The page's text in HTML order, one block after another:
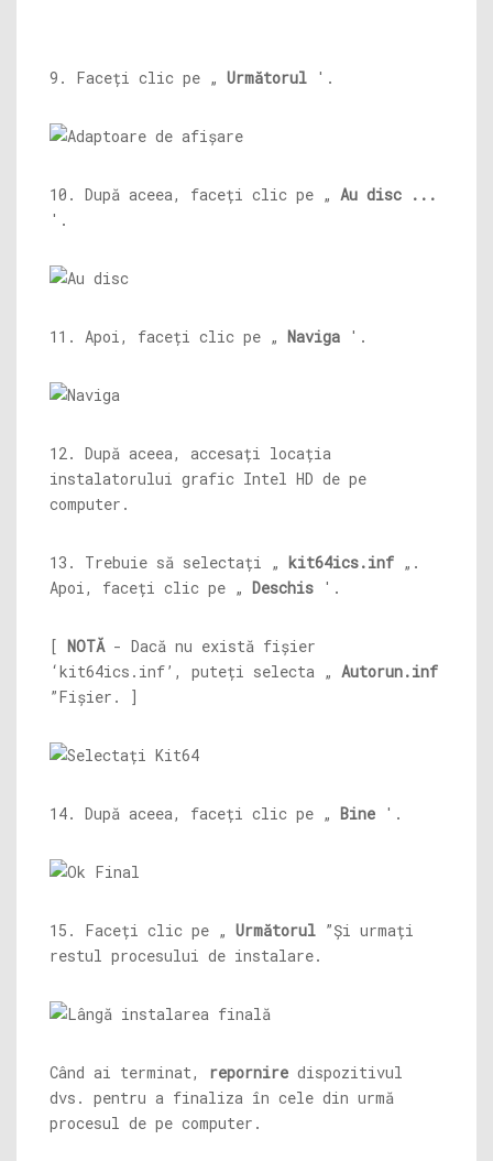
9. Faceți clic pe „ Următorul '.
10. După aceea, faceți clic pe „ Au disc ...
'.
11. Apoi, faceți clic pe „ Naviga '.
12. După aceea, accesați locația
instalatorului grafic Intel HD de pe
computer.
13. Trebuie să selectați „ kit64ics.inf „.
Apoi, faceți clic pe „ Deschis '.
[ NOTĂ- Dacă nu există fișier
‘kit64ics.inf’, puteți selecta „ Autorun.inf
”Fișier. ]
14. După aceea, faceți clic pe „ Bine '.
15. Faceți clic pe „ Următorul ”Și urmați
restul procesului de instalare.
Când ai terminat, repornire dispozitivul
dvs. pentru a finaliza în cele din urmă
procesul de pe computer.